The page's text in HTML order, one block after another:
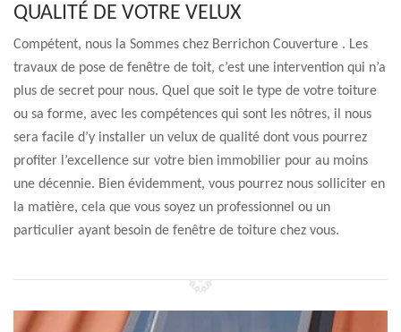
QUALITÉ DE VOTRE VELUX
Compétent, nous la Sommes chez Berrichon Couverture . Les
travaux de pose de fenêtre de toit, c’est une intervention qui n’a
plus de secret pour nous. Quel que soit le type de votre toiture
ou sa forme, avec les compétences qui sont les nôtres, il nous
sera facile d’y installer un velux de qualité dont vous pourrez
profiter l’excellence sur votre bien immobilier pour au moins
une décennie. Bien évidemment, vous pourrez nous solliciter en
la matière, cela que vous soyez un professionnel ou un
particulier ayant besoin de fenêtre de toiture chez vous.